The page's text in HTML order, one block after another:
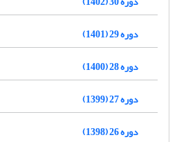
دوره 29 (1401)
دوره 28 (1400)
دوره 27 (1399)
دوره 26 (1398)